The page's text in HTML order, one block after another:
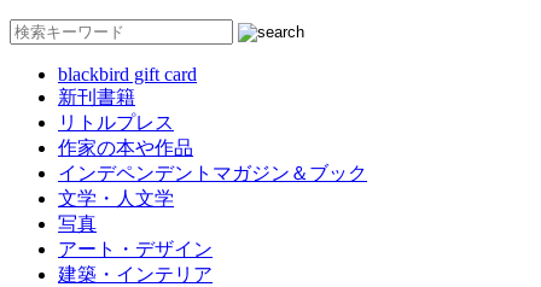
blackbird gift card
新刊書籍
リトルプレス
作家の本や作品
インデペンデントマガジン＆ブック
文学・人文学
写真
アート・デザイン
建築・インテリア